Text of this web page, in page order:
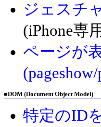
ジェスチ
(iPhone専
ページが
■DOM (Document Object Model)
特定のID